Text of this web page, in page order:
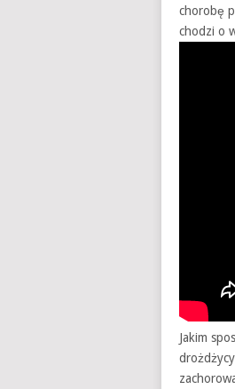
chorobę
chodzi o
Jakim